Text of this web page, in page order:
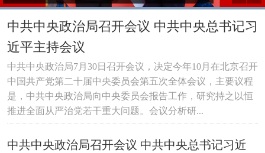
中共中央政治局召开会议 中共中央总书记习
近平主持会议
中共中央政治局7月30日召开会议，决定今年10月在北京召开
中国共产党第二十届中央委员会第五次全体会议，主要议程
是，中共中央政治局向中央委员会报告工作，研究持之以恒
推进全面从严治党若干重大问题。会议分析研...
中共中央政治局召开会议 中共中央总书记习近